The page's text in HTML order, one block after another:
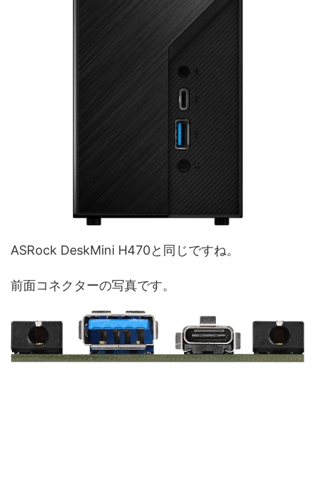
ASRock DeskMini H470と同じですね。
前面コネクターの写真です。